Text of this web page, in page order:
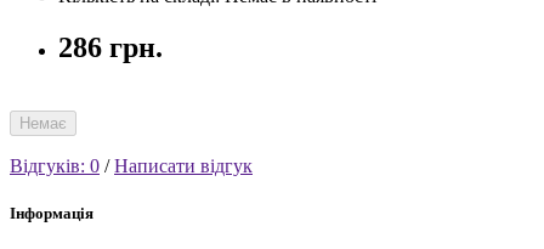
286 грн.
Немає
Відгуків: 0 /Написати відгук
Інформація